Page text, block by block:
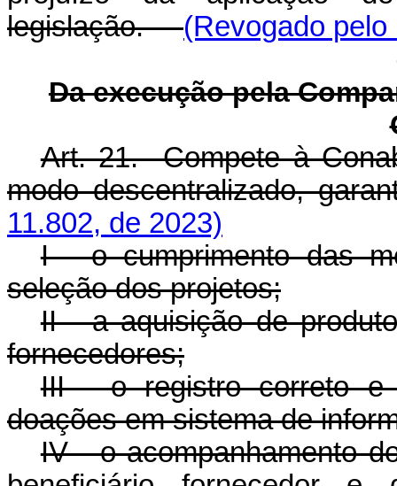
legislação.(Revogado pelo
Da execução pela
Art. 21. Compete à
modo descentralizado,
11.802, de 2023)
I - o cumprimento das
seleção dos projetos;
II - a aquisição de
fornecedores;
III - o registro correto e
doações em sistema de
IV - o acompanhamento